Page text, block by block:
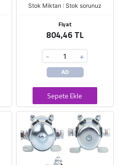
Stok Miktarı : Stok sorunuz
Fiyat
804,46 TL
- +
AD
Sepete Ekle